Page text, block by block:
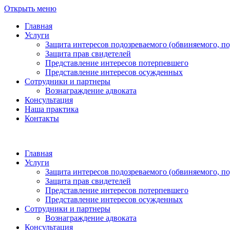
Открыть меню
Главная
Услуги
Защита интересов подозреваемого (обвиняемого,
Защита прав свидетелей
Представление интересов потерпевшего
Представление интересов осужденных
Сотрудники и партнеры
Вознаграждение адвоката
Консультация
Наша практика
Контакты
Главная
Услуги
Защита интересов подозреваемого (обвиняемого,
Защита прав свидетелей
Представление интересов потерпевшего
Представление интересов осужденных
Сотрудники и партнеры
Вознаграждение адвоката
Консультация